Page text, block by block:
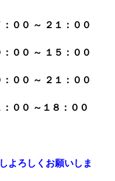
２１：００
１５：００
～ ２１：００
１８：００
よろしくお願いしま